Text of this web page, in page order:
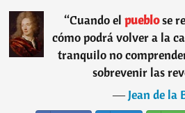
“Cuando el pueblose
cómo podrá volver a la
tranquilo no
sobrevenir las
―Jean de la